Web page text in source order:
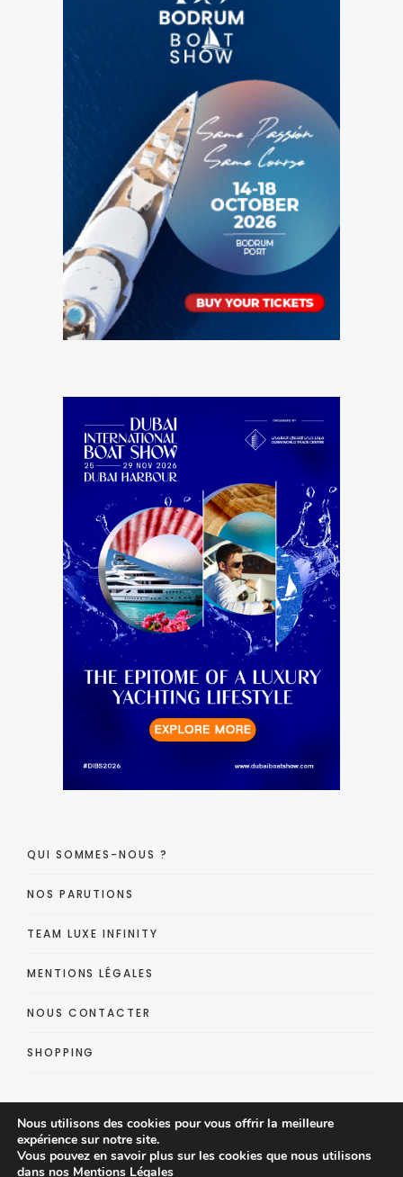
QUI SOMMES-NOUS ?
NOS PARUTIONS
TEAM LUXE INFINITY
MENTIONS LÉGALES
NOUS CONTACTER
SHOPPING
Nous utilisons des cookies pour vous offrir la meilleure
expérience sur notre site.
Vous pouvez en savoir plus sur les cookies que nous utilisons
dans nos Mentions Légales